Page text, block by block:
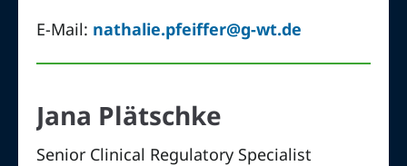
E-Mail: nathalie.pfeiffer@g-wt.de
Jana Plätschke
Senior Clinical Regulatory Specialist